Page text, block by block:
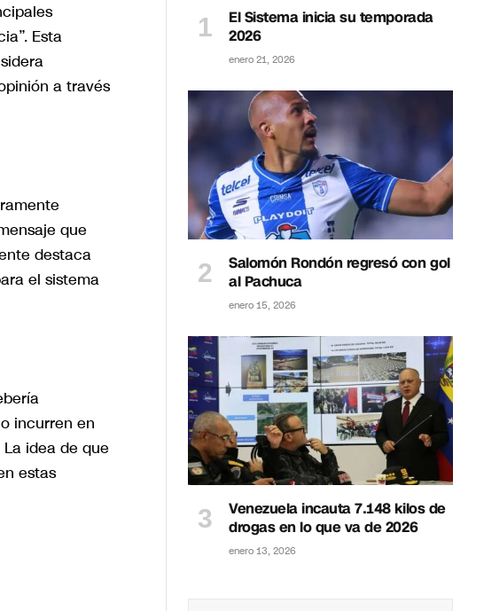
Esta
a través
que
destaca
el sistema
incurren en
idea de que
estas
El Sistema inicia su temporada
2026
enero 21, 2026
Salomón Rondón regresó con gol
al Pachuca
enero 15, 2026
Venezuela incauta 7.148 kilos de
drogas en lo que va de 2026
enero 13, 2026